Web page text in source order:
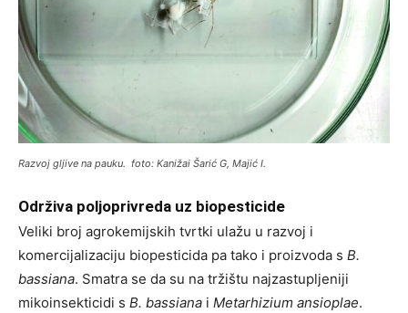
Razvoj gljive na pauku. foto: Kanižai Šarić G, Majić I.
Održiva poljoprivreda uz biopesticide
Veliki broj agrokemijskih tvrtki ulažu u razvoj i
komercijalizaciju biopesticida pa tako i proizvoda s B.
bassiana. Smatra se da su na tržištu najzastupljeniji
mikoinsekticidi s B. bassiana i Metarhizium ansioplae.